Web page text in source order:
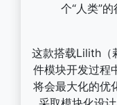
个“人类”
这款搭载Lilith（
件模块开发过程
将会最大化的优